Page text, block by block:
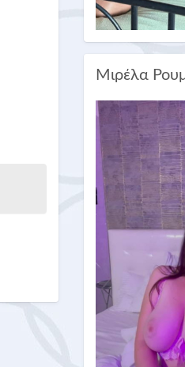
Μιρέλα